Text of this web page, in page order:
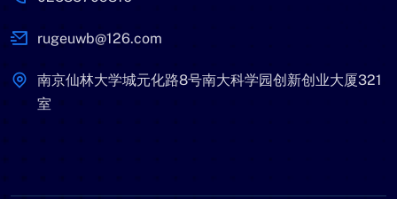
rugeuwb@126.com
南京仙林大学城元化路8号南大科学园创新创业大厦321
室